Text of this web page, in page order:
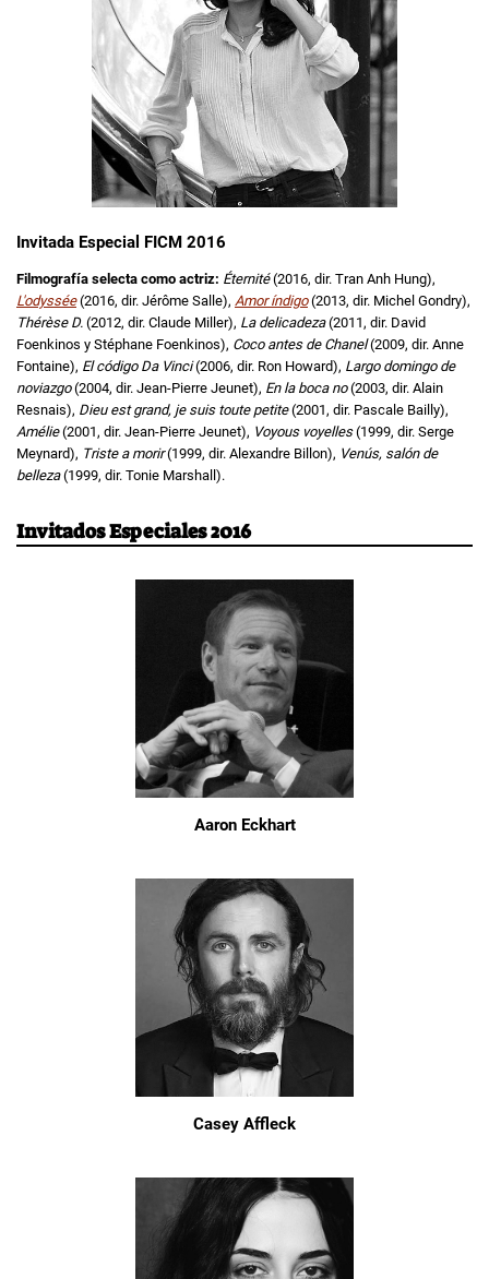
Invitada Especial FICM 2016
Filmografía selecta como actriz: Éternité(2016, dir. Tran Anh Hung),
L'odyssée(2016, dir. Jérôme Salle), Amor índigo(2013, dir. Michel Gondry),
Thérèse D. (2012, dir. Claude Miller), La delicadeza(2011, dir. David
Foenkinos y Stéphane Foenkinos), Coco antes de Chanel(2009, dir. Anne
Fontaine), El código Da Vinci(2006, dir. Ron Howard), Largo domingo de
noviazgo(2004, dir. Jean-Pierre Jeunet), En la boca no(2003, dir. Alain
Resnais), Dieu est grand, je suis toute petite(2001, dir. Pascale Bailly),
Amélie(2001, dir. Jean-Pierre Jeunet), Voyous voyelles(1999, dir. Serge
Meynard), Triste a morir(1999, dir. Alexandre Billon), Venús, salón de
belleza(1999, dir. Tonie Marshall).
Invitados Especiales 2016
Aaron Eckhart
Casey Affleck